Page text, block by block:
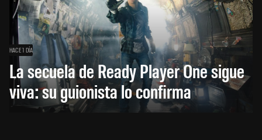
HACE 1 DÍA
La secuela de Ready Player One sigue
viva: su guionista lo confirma